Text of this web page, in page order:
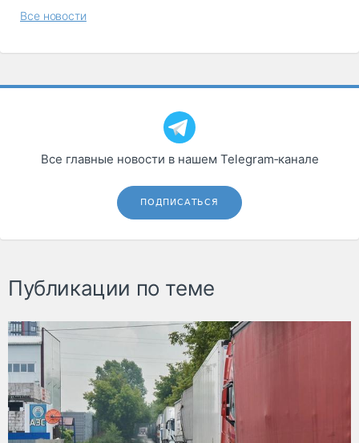
Все новости
Все главные новости в нашем Telegram‑канале
ПОДПИСАТЬСЯ
Публикации по теме